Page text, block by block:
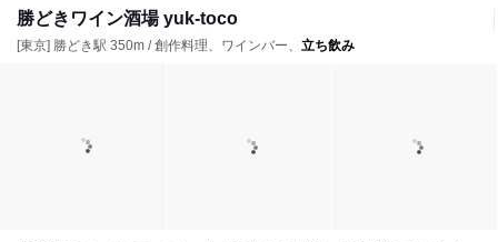
勝どきワイン酒場 yuk-toco
[東京] 勝どき駅 350m / 創作料理、ワインバー、 立ち飲み